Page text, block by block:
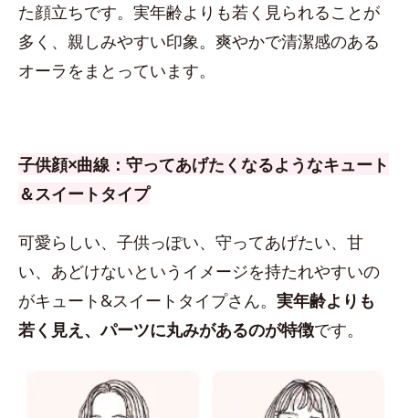
た顔立ちです。実年齢よりも若く見られることが
多く、親しみやすい印象。爽やかで清潔感のある
オーラをまとっています。
子供顔×曲線：守ってあげたくなるようなキュート
＆スイートタイプ
可愛らしい、子供っぽい、守ってあげたい、甘
い、あどけないというイメージを持たれやすいの
がキュート&スイートタイプさん。 実年齢よりも
若く見え、パーツに丸みがあるのが特徴です。